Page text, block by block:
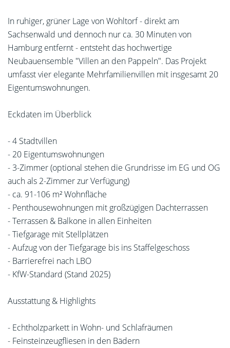
In ruhiger, grüner Lage von Wohltorf - direkt am
Sachsenwald und dennoch nur ca. 30 Minuten von
Hamburg entfernt - entsteht das hochwertige
Neubauensemble "Villen an den Pappeln". Das Projekt
umfasst vier elegante Mehrfamilienvillen mit insgesamt 20
Eigentumswohnungen.
Eckdaten im Überblick
- 4 Stadtvillen
- 20 Eigentumswohnungen
- 3-Zimmer (optional stehen die Grundrisse im EG und OG
auch als 2-Zimmer zur Verfügung)
- ca. 91-106 m² Wohnfläche
- Penthousewohnungen mit großzügigen Dachterrassen
- Terrassen & Balkone in allen Einheiten
- Tiefgarage mit Stellplätzen
- Aufzug von der Tiefgarage bis ins Staffelgeschoss
- Barrierefrei nach LBO
- KfW-Standard (Stand 2025)
Ausstattung & Highlights
- Echtholzparkett in Wohn- und Schlafräumen
- Feinsteinzeugfliesen in den Bädern